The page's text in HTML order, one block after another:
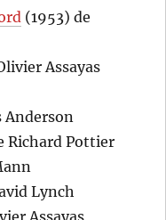
(1953) de
Assayas
Anderson
Richard Pottier
Lynch
Assayas